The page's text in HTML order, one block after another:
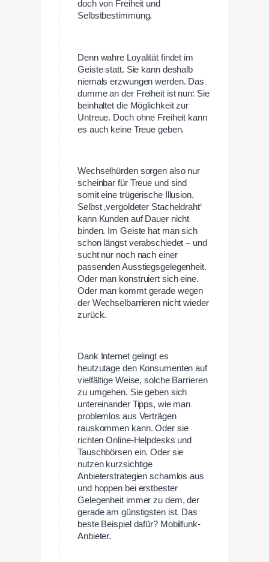
doch von Freiheit und
Selbstbestimmung.
Denn wahre Loyalität findet im
Geiste statt. Sie kann deshalb
niemals erzwungen werden. Das
dumme an der Freiheit ist nun: Sie
beinhaltet die Möglichkeit zur
Untreue. Doch ohne Freiheit kann
es auch keine Treue geben.
Wechselhürden sorgen also nur
scheinbar für Treue und sind
somit eine trügerische Illusion.
Selbst ‚vergoldeter Stacheldraht‘
kann Kunden auf Dauer nicht
binden. Im Geiste hat man sich
schon längst verabschiedet – und
sucht nur noch nach einer
passenden Ausstiegsgelegenheit.
Oder man konstruiert sich eine.
Oder man kommt gerade wegen
der Wechselbarrieren nicht wieder
zurück.
Dank Internet gelingt es
heutzutage den Konsumenten auf
vielfältige Weise, solche Barrieren
zu umgehen. Sie geben sich
untereinander Tipps, wie man
problemlos aus Verträgen
rauskommen kann. Oder sie
richten Online-Helpdesks und
Tauschbörsen ein. Oder sie
nutzen kurzsichtige
Anbieterstrategien schamlos aus
und hoppen bei erstbester
Gelegenheit immer zu dem, der
gerade am günstigsten ist. Das
beste Beispiel dafür? Mobilfunk-
Anbieter.